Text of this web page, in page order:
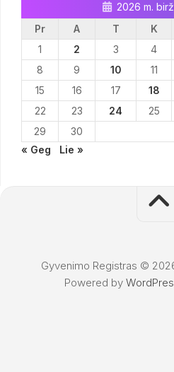
2026 m.
Pr
A T K
1
2 3 4
8
9 10 11
15
16 17 18
22
23 24 25
29
30
« Geg
Lie »
Gyvenimo Registras ©
Powered by